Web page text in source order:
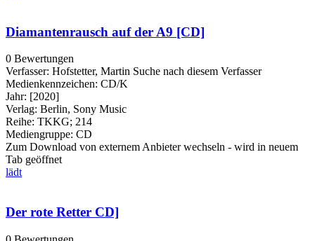
Diamantenrausch auf der A9 [CD]
0 Bewertungen
Verfasser: Hofstetter, Martin Suche nach diesem Verfasser
Medienkennzeichen: CD/K
Jahr: [2020]
Verlag: Berlin, Sony Music
Reihe: TKKG; 214
Mediengruppe: CD
Zum Download von externem Anbieter wechseln - wird in neuem
Tab geöffnet
lädt
Der rote Retter CD]